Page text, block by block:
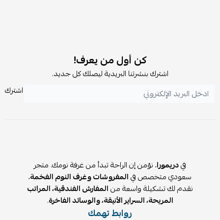
كن أول من يعرف!
اشترك بنشرتنا البريدية ليصلك كل جديد.
اشترك
فيدريمورا، نؤمن إن الراحة تبدأ من غرفة نومك. متجر
سعودي متخصص فيالمفروشات وغرف النوم الفخمة،
نقدم لك تشكيلة واسعة منالمفارش الفندقية، المراتب
المريحة، السراير الأنيقة، والوسائد الفاخرة.
روابط تهمك